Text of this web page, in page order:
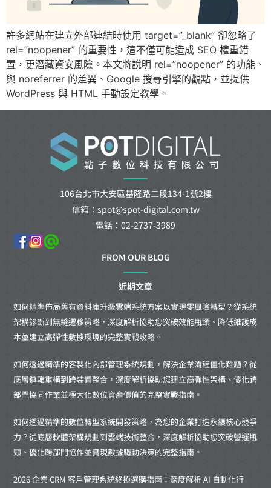
許多網站在建立外部連結時使用 target=”_blank” 卻忽略了
rel=”noopener” 的重要性，這不僅可能造成 SEO 權重錯
置，更潛藏資安風險。本文將說明 rel=”noopener” 的功能、
與 noreferrer 的差異、Google 搜尋引擎的觀點，並提供
WordPress 與 HTML 手動設定教學。
106台北市大安區基隆路二段134-1號2樓
信箱：spot@spot-digital.com.tw
電話：02-2737-3989
FROM OUR BLOG
近期文章
如何精準佈局舊有資料庫升級雲端系統方案以實現零風險轉型？從系統
架構診斷到無縫遷移策略，深度解析協助您突破效能瓶頸、降低維護成
本並建立高彈性數據環境的完整實戰攻略。
如何透過精準的客製化內部管理系統規劃，解決企業流程僵化難題？從
底層邏輯重構到跨裝置整合，深度解析協助您建立高彈性架構、優化跨
部門協同作業並極大化數位資產價值的完整實戰指南。
如何透過精準的數位轉型系統開發策略，為您的企業打造永續核心競爭
力？從底層軟體架構規劃到雲端技術整合，深度解析協助您突破營運瓶
頸、優化跨部門協作並實現數據驅動決策的完整指南。
2026 企業 CRM 客戶管理系統終極選購指南：深度解析 AI 自動化行